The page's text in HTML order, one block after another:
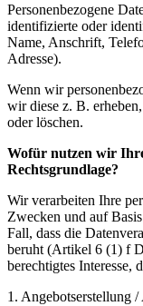
Personenbezogene
identifizierte oder
Name, Anschrift,
Adresse).
Wenn wir
wir diese z. B.
oder löschen.
Wofür nutzen wir
Rechtsgrundlage?
Wir verarbeiten Ihre
Zwecken und auf
Fall, dass die
beruht (Artikel 6 (1) f
berechtigtes Interesse,
1. Angebotserstellung